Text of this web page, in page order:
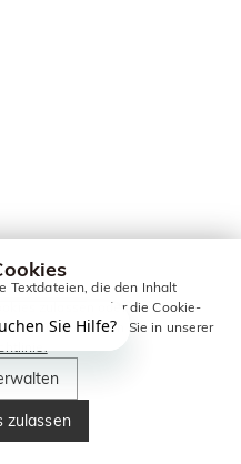
Textdateien, die den Inhalt
zulassen oder die Cookie-
erhalten Sie in unserer
zulassen